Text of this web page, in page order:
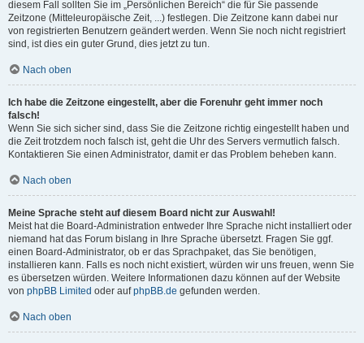
diesem Fall sollten Sie im „Persönlichen Bereich“ die für Sie passende
Zeitzone (Mitteleuropäische Zeit, ...) festlegen. Die Zeitzone kann dabei nur
von registrierten Benutzern geändert werden. Wenn Sie noch nicht registriert
sind, ist dies ein guter Grund, dies jetzt zu tun.
Nach oben
Ich habe die Zeitzone eingestellt, aber die Forenuhr geht immer noch
falsch!
Wenn Sie sich sicher sind, dass Sie die Zeitzone richtig eingestellt haben und
die Zeit trotzdem noch falsch ist, geht die Uhr des Servers vermutlich falsch.
Kontaktieren Sie einen Administrator, damit er das Problem beheben kann.
Nach oben
Meine Sprache steht auf diesem Board nicht zur Auswahl!
Meist hat die Board-Administration entweder Ihre Sprache nicht installiert oder
niemand hat das Forum bislang in Ihre Sprache übersetzt. Fragen Sie ggf.
einen Board-Administrator, ob er das Sprachpaket, das Sie benötigen,
installieren kann. Falls es noch nicht existiert, würden wir uns freuen, wenn Sie
es übersetzen würden. Weitere Informationen dazu können auf der Website
von phpBB Limited oder aufphpBB.de gefunden werden.
Nach oben